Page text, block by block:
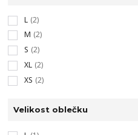
L (2)
M (2)
S (2)
XL (2)
XS (2)
Velikost oblečku